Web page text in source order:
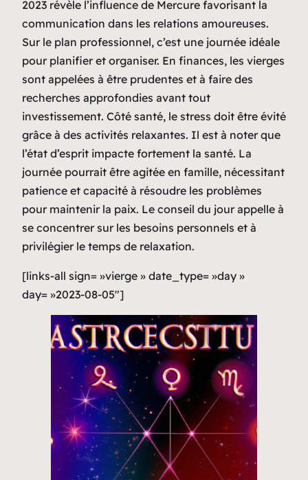
2023 révèle l’influence de Mercure favorisant la
communication dans les relations amoureuses.
Sur le plan professionnel, c’est une journée idéale
pour planifier et organiser. En finances, les vierges
sont appelées à être prudentes et à faire des
recherches approfondies avant tout
investissement. Côté santé, le stress doit être évité
grâce à des activités relaxantes. Il est à noter que
l’état d’esprit impacte fortement la santé. La
journée pourrait être agitée en famille, nécessitant
patience et capacité à résoudre les problèmes
pour maintenir la paix. Le conseil du jour appelle à
se concentrer sur les besoins personnels et à
privilégier le temps de relaxation.
[links-all sign= »vierge » date_type= »day »
day= »2023-08-05″]